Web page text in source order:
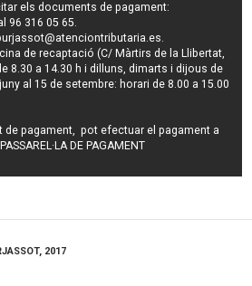
els documents de pagament:
96 316 05 65.
.
de recaptació (C/ Màrtirs de la Llibertat,
8.30 a 14.30 h i dilluns, dimarts i dijous de
al 15 de setembre: horari de 8.00 a 15.00
de pagament, pot efectuar el pagament a
PASSAREL·LA DE PAGAMENT
2017